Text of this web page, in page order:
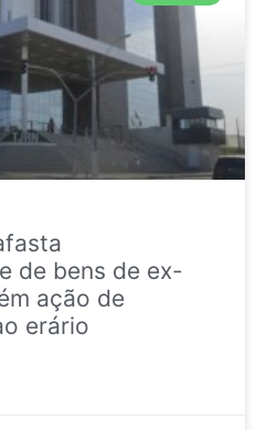
de bens de ex-
ação de
erário